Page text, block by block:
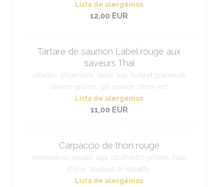
Lista de alergénios
12,00 EUR
Tartare de saumon Label rouge aux
saveurs Thaï
cébettes, gingembre, sauce soja, huile et graines de
sésame grillées, gel passion, citron vert.
Lista de alergénios
11,00 EUR
Carpaccio de thon rouge
marinade au wasabi, soja, cacahuètes grillées, huile
d'olive, bouquet de roquette.
Lista de alergénios